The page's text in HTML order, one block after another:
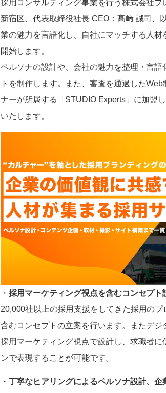
採用コンサルティング事業を行う株式会社
新宿区、代表取締役社長 CEO：髙﨑 誠司、
業の魅力を言語化し、自社にマッチする人
開始します。
ペルソナの設計や、会社の魅力を整理・言
トを制作します。また、審査を通過した
ナーが所属する「STUDIO Experts」に加盟
いたします。
・ 採用マーケティング視点を含むコンセプト
20,000社以上の採用支援をしてきた採用の
含むコンセプトの立案を行います。またデ
採用マーケティング視点で設計し、求職者
ンで表現することが可能です。
・ 丁寧なヒアリングによるペルソナ設計、企